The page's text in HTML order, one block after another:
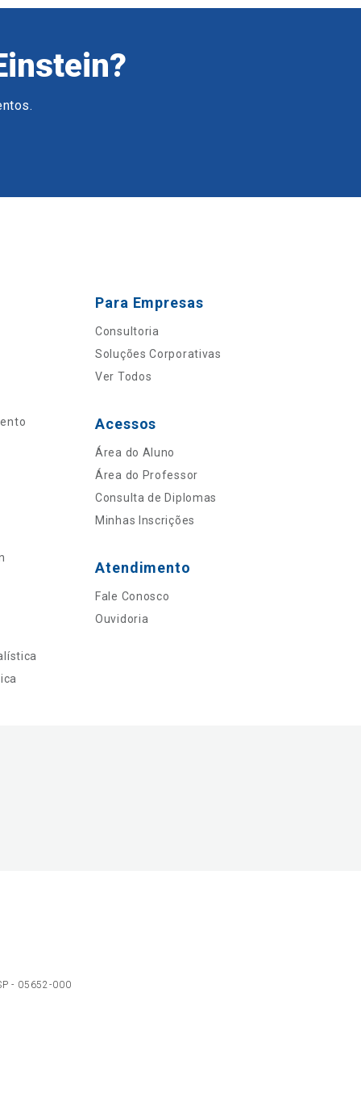
Para Empresas
Consultoria
Soluções Corporativas
Ver Todos
Acessos
Área do Aluno
Área do Professor
Consulta de Diplomas
Minhas Inscrições
Atendimento
Fale Conosco
Ouvidoria
- 05652-000